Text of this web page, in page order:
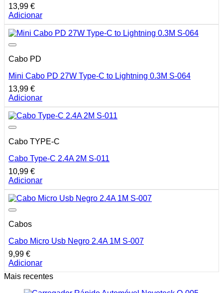
13,99 €
Adicionar
Cabo PD
Mini Cabo PD 27W Type-C to Lightning 0.3M S-064
13,99 €
Adicionar
Cabo TYPE-C
Cabo Type-C 2.4A 2M S-011
10,99 €
Adicionar
Cabos
Cabo Micro Usb Negro 2.4A 1M S-007
9,99 €
Adicionar
Mais recentes